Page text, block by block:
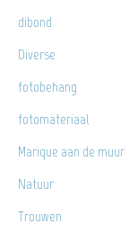
dibond
Diverse
fotobehang
fotomateriaal
Marique aan de muur
Natuur
Trouwen